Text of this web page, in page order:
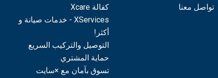
تواصل معنا
كفالة Xcare
XServices - خدمات صيانة و
أكثر!
التوصيل والتركيب السريع
حماية المشتري
تسوق بآمان مع ×سايت